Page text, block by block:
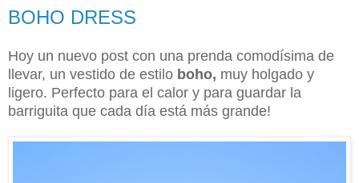
BOHO DRESS
Hoy un nuevo post con una prenda comodísima de
llevar, un vestido de estilo boho, muy holgado y
ligero. Perfecto para el calor y para guardar la
barriguita que cada día está más grande!